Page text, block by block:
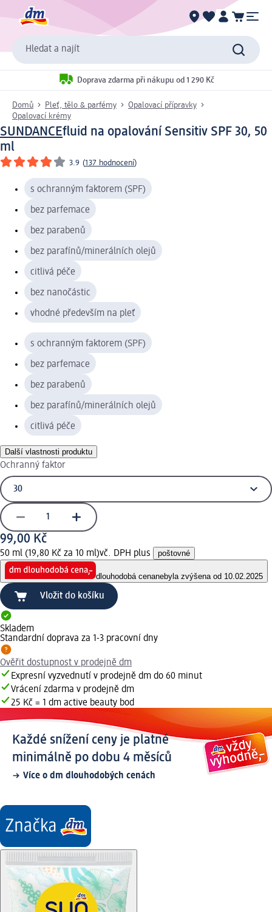
Hledat a najít
Doprava zdarma při nákupu od 1 290 Kč
Domů Pleť, tělo & parfémy
Opalovací přípravky
Opalovací krémy
SUNDANCEfluid na opalování Sensitiv SPF 30, 50
ml
3.9 (137 hodnocení)
s ochranným faktorem (SPF)
bez parfemace
bez parabenů
bez parafínů/minerálních olejů
citlivá péče
bez nanočástic
vhodné především na pleť
s ochranným faktorem (SPF)
bez parfemace
bez parabenů
bez parafínů/minerálních olejů
citlivá péče
Další vlastnosti produktu
Ochranný faktor
99,00 Kč
50 ml (19,80 Kč za 10 ml)vč. DPH plus poštovné
dlouhodobá cenanebyla zvýšena od 10.02.2025
Vložit do košíku
Skladem
Standardní doprava za 1-3 pracovní dny
Ověřit dostupnost v prodejně dm
Expresní vyzvednutí v prodejně dm do 60 minut
Vrácení zdarma v prodejně dm
25 Kč = 1 dm active beauty bod
Každé snížení ceny je platné
minimálně po dobu 4 měsíců
Více o dm dlouhodobých cenách